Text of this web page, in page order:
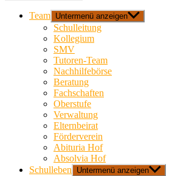
Team Untermenü anzeigen
Schulleitung
Kollegium
SMV
Tutoren-Team
Nachhilfebörse
Beratung
Fachschaften
Oberstufe
Verwaltung
Elternbeirat
Förderverein
Abituria Hof
Absolvia Hof
Schulleben
Untermenü anzeigen